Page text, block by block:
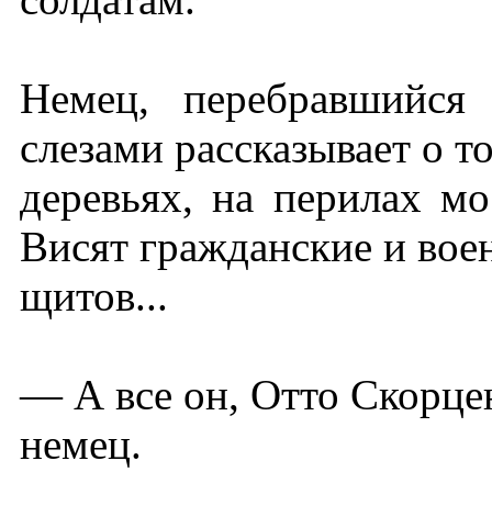
Немец,
слезами рассказывает о
деревьях, на перилах
Висят гражданские и
щитов...
— А все он, Отто
немец.